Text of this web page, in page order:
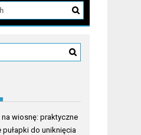
wiosnę: praktyczne
do uniknięcia